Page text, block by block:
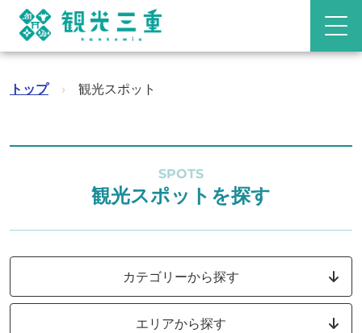
トップ › 観光スポット
SPOTS
観光スポットを探す
カテゴリーから探す
エリアから探す